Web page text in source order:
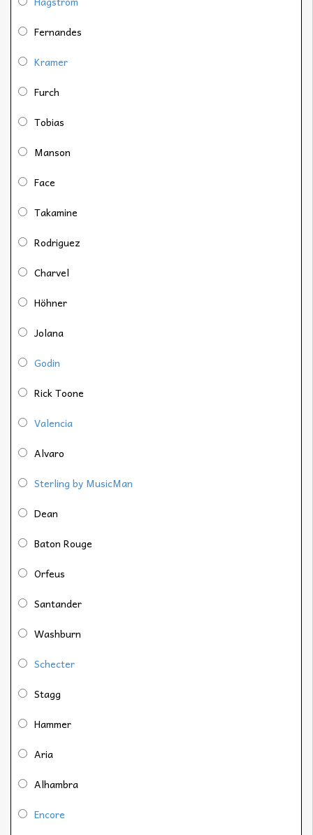
Fernandes
Kramer
Furch
Tobias
Manson
Face
Takamine
Rodriguez
Charvel
Höhner
Jolana
Godin
Rick Toone
Valencia
Alvaro
Sterling by MusicMan
Dean
Baton Rouge
Orfeus
Santander
Washburn
Schecter
Stagg
Hammer
Aria
Alhambra
Encore